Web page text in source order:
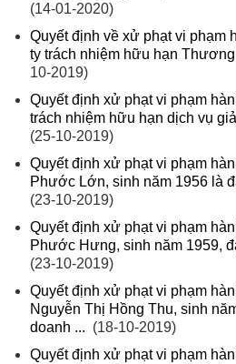
(14-01-2020)
Quyết định về xử phạt vi phạm
ty trách nhiệm hữu hạn
10-2019)
Quyết định xử phạt vi phạm
trách nhiệm hữu hạn dịch vụ
(25-10-2019)
Quyết định xử phạt vi phạm
Phước Lớn, sinh năm 1956 là
(23-10-2019)
Quyết định xử phạt vi phạm
Phước Hưng, sinh năm 1959,
(23-10-2019)
Quyết định xử phạt vi phạm
Nguyễn Thị Hồng Thu, sinh
doanh ... (18-10-2019)
Quyết định xử phạt vi phạm